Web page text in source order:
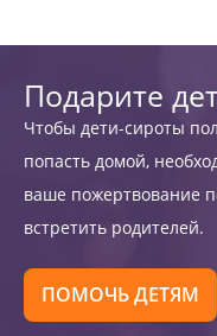
Подарите
Чтобы дети-сироты
попасть домой,
ваше пожертвование
встретить родителей.
ПОМОЧЬ ДЕТЯМ